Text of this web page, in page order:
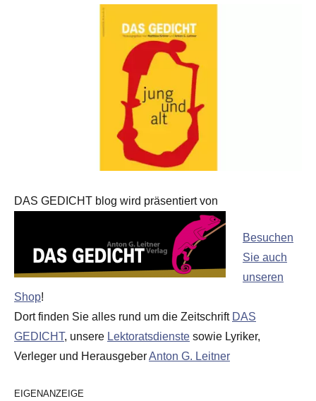
DAS GEDICHT blog wird präsentiert von
Besuchen
Sie auch
unseren
Shop!
Dort finden Sie alles rund um die Zeitschrift DAS
GEDICHT, unsere Lektoratsdienste sowie Lyriker,
Verleger und HerausgeberAnton G. Leitner
EIGENANZEIGE